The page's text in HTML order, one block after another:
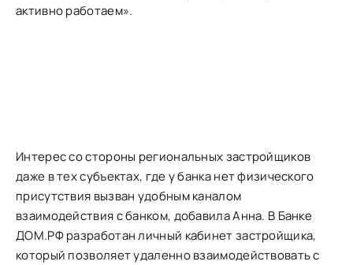
активно работаем».
Интерес со стороны региональных застройщиков
даже в тех субъектах, где у банка нет физического
присутствия вызван удобным каналом
взаимодействия с банком, добавила Анна. В Банке
ДОМ.РФ разработан личный кабинет застройщика,
который позволяет удаленно взаимодействовать с